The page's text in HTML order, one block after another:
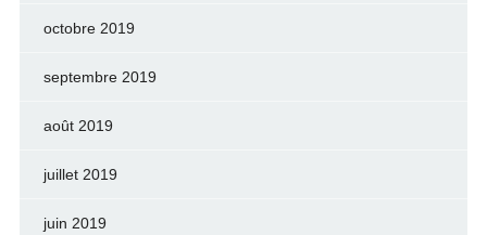
octobre 2019
septembre 2019
août 2019
juillet 2019
juin 2019